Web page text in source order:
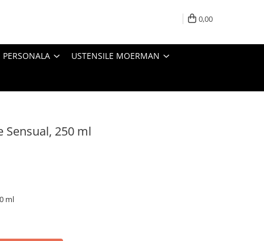
0,00
PERSONALA USTENSILE MOERMAN
Sensual, 250 ml
ml